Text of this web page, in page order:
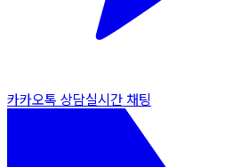
카카오톡 상담실시간 채팅